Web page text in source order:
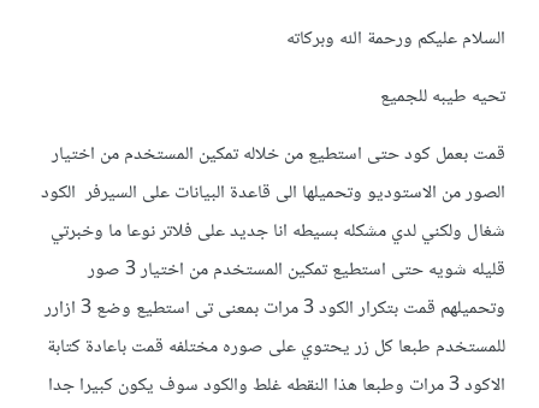
السلام عليكم ورحمة الله وبركاته
تحيه طيبه للجميع
قمت بعمل كود حتى استطيع من خلاله تمكين المستخدم من اختيار
الصور من الاستوديو وتحميلها الى قاعدة البيانات على السيرفر الكود
شغال ولكني لدي مشكله بسيطه انا جديد على فلاتر نوعا ما وخبرتي
قليله شويه حتى استطيع تمكين المستخدم من اختيار 3 صور
وتحميلهم قمت بتكرار الكود 3 مرات بمعنى تى استطيع وضع 3 ازارر
للمستخدم طبعا كل زر يحتوي على صوره مختلفه قمت باعادة كتابة
الاكود 3 مرات وطبعا هذا النقطه غلط والكود سوف يكون كبيرا جدا